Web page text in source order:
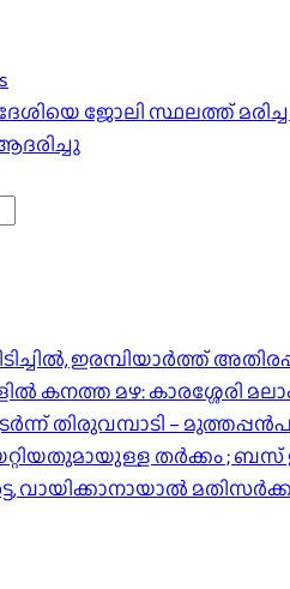
ജോലി സ്ഥലത്ത്
ഇരമ്പിയാര്‍ത്ത്
കനത്ത മഴ: കാരശ്ശേരി
തിരുവമ്പാടി –
തർക്കം ; ബസ്
വായിക്കാനായാൽ